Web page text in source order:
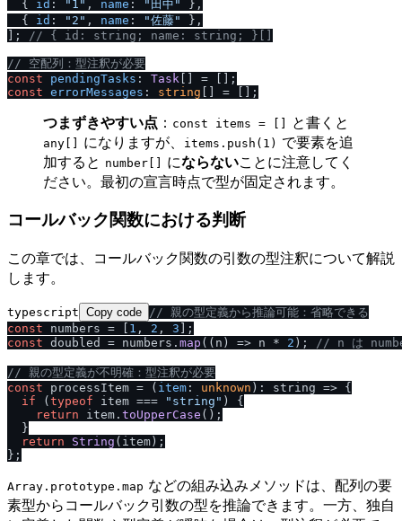
  {
id : "1" , name : "田中"
},
  {
id : "2" , name : "佐藤"
},
];
/ / { id: string; name: string; }[]
/ / 空配列：型注釈が必要
const
pendingTasks : Task
const errorMessages : string
つまずきやすい点 ： const items = [] と書くと
any[] になりますが、 items.push(1) で要素を追
加すると number[] にならないことに注意してく
ださい。最初の宣言時点で型が固定されます。
コールバック関数における判断
この章では、コールバック関数の引数の型注釈について解説
します。
typescript Copy code // 親の型定義から推論可能：省略できる
const numbers = [ 1 , 2 , 3
const doubled = numbers. map ( ( n ) => n * 2 ); // n は
// 親の型定義が不明確：型注釈が必要
const processItem = ( item : unknown ): string => {
if ( typeof item === "string" ) {
return item. toUpperCase ();
  }
return
String (item);
Array.prototype.map などの組み込みメソッドは、配列の要
素型からコールバック引数の型を推論できます。一方、独自